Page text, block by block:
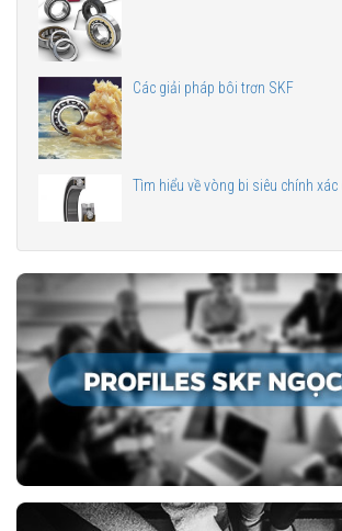
Các giải pháp bôi trơn SKF
Tìm hiểu về vòng bi siêu chính xác